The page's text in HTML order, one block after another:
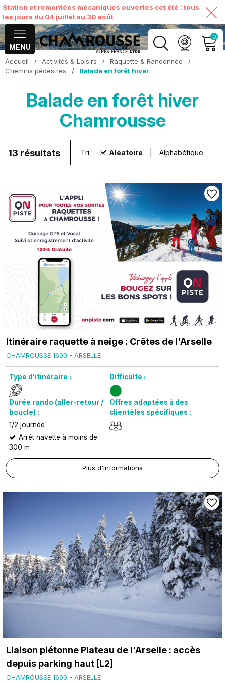
Station et remontées mécaniques ouvertes cet été : tous
les jours du 04 juillet au 30 août
MENU
0
MON COMPTE
VOIR MON PANIER
Accueil / Activités & Loisirs / Raquette & Randonnée
/
Chemins pédestres
/ Balade en forêt hiver
Balade en forêt hiver
Chamrousse
13 résultats Tri : Aléatoire Alphabétique
Itinéraire raquette à neige : Crêtes de l'Arselle
CHAMROUSSE 1600 - ARSELLE
Type d'itinéraire : Difficulté :
Durée rando (aller-retour /
boucle) :
1/2 journée
Offres adaptées à des
clientèles spécifiques :
Arrêt navette à moins de
300 m
Plus d'informations
Liaison piétonne Plateau de l'Arselle : accès
depuis parking haut [L2]
CHAMROUSSE 1600 - ARSELLE